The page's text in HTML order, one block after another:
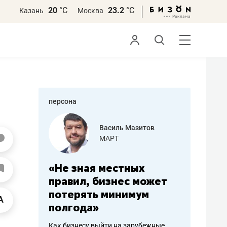
Казань 20 °С Москва 23.2 °С
персона
МАРТ
местных
может
минимум
Роман Ободец
«Мне лучше
не заработать вообще,
чем потерять
репутацию»